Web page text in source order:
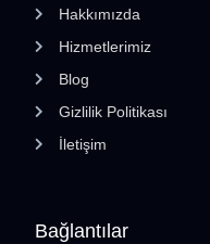
Bağlantılar
Hakkımızda
Hizmetlerimiz
Blog
Gizlilik Politikası
İletişim